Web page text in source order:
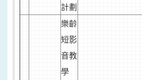
計劃
樂齡
短影
音教
學